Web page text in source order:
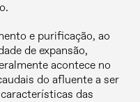
e purificação, ao
de expansão,
acontece no
do afluente a ser
das